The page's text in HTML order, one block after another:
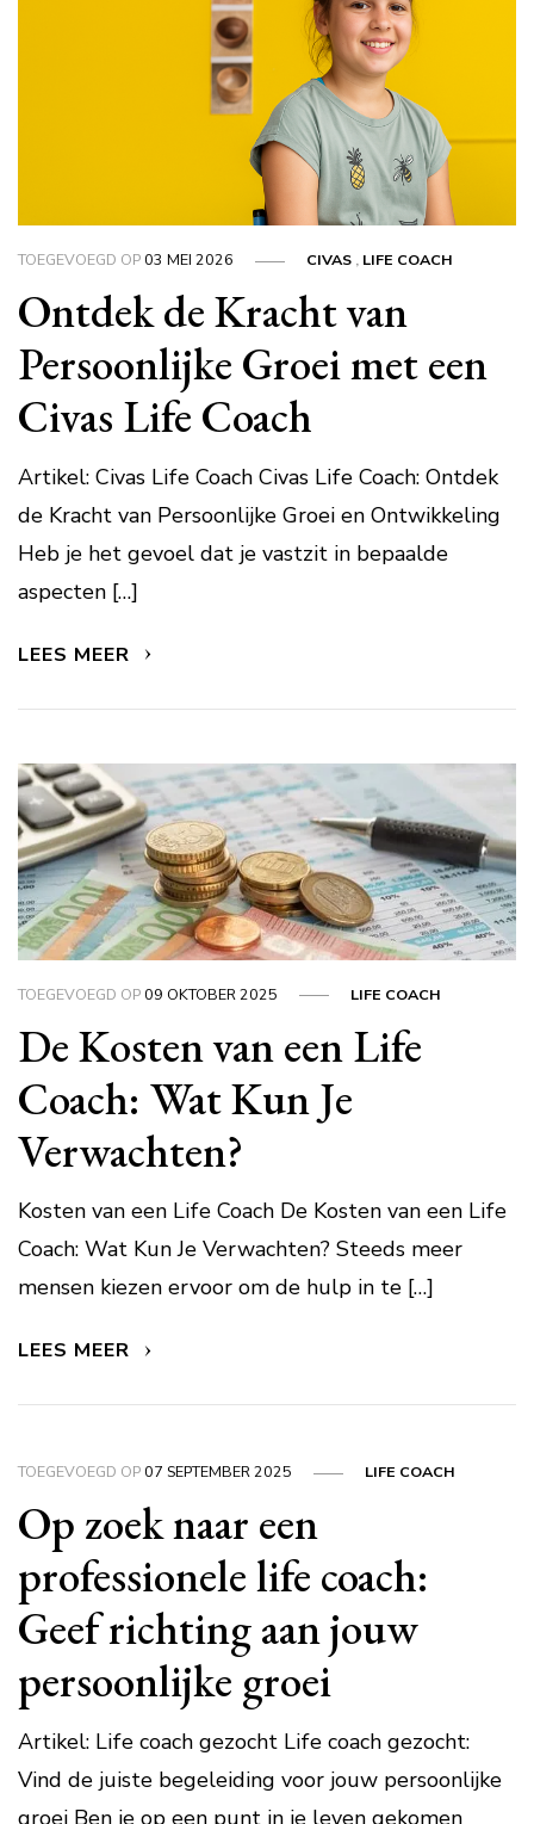
TOEGEVOEGD OP03 MEI 2026 CIVAS , LIFE COACH
Ontdek de Kracht van
Persoonlijke Groei met een
Civas Life Coach
Artikel: Civas Life Coach Civas Life Coach: Ontdek
de Kracht van Persoonlijke Groei en Ontwikkeling
Heb je het gevoel dat je vastzit in bepaalde
aspecten […]
LEES MEER
TOEGEVOEGD OP09 OKTOBER 2025 LIFE COACH
De Kosten van een Life
Coach: Wat Kun Je
Verwachten?
Kosten van een Life Coach De Kosten van een Life
Coach: Wat Kun Je Verwachten? Steeds meer
mensen kiezen ervoor om de hulp in te […]
LEES MEER
TOEGEVOEGD OP07 SEPTEMBER 2025 LIFE COACH
Op zoek naar een
professionele life coach:
Geef richting aan jouw
persoonlijke groei
Artikel: Life coach gezocht Life coach gezocht:
Vind de juiste begeleiding voor jouw persoonlijke
groei Ben je op een punt in je leven gekomen